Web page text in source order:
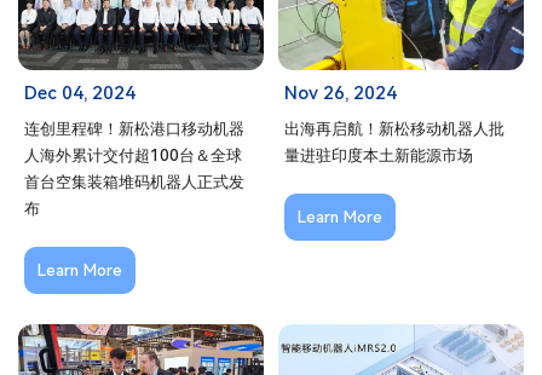
Dec 04, 2024
连创里程碑！新松港口移动机器
人海外累计交付超100台＆全球
首台空集装箱堆码机器人正式发
布
Learn More
Nov 26, 2024
出海再启航！新松移动机器人批
量进驻印度本土新能源市场
Learn More